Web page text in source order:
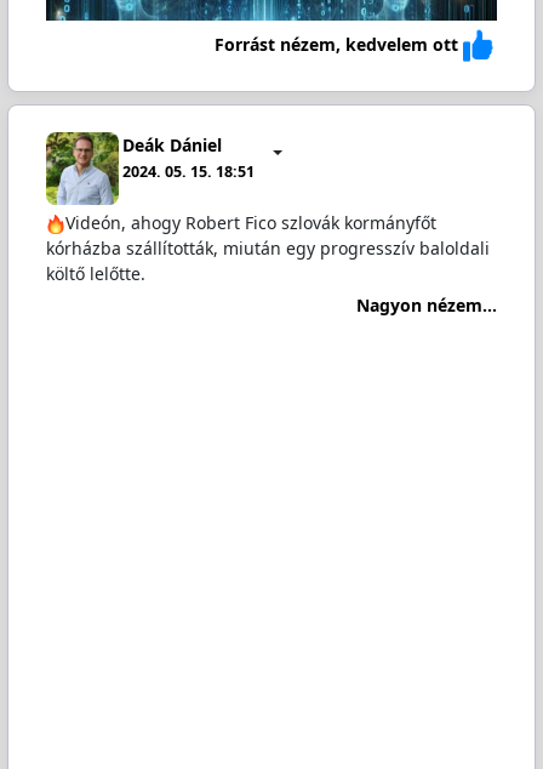
Forrást nézem, kedvelem ott
Deák Dániel
2024. 05. 15. 18:51
Videón, ahogy Robert Fico szlovák kormányfőt
kórházba szállították, miután egy progresszív baloldali
költő lelőtte.
Nagyon nézem...